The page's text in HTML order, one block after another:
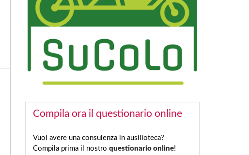
Compila ora il questionario online
Vuoi avere una consulenza in ausilioteca?
Compila prima il nostro questionario online!